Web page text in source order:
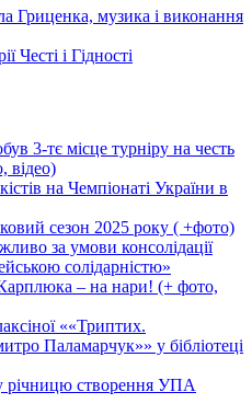
Гриценка, музика і виконання
Честі і Гідності
3-тє місце турніру на честь
відео)
на Чемпіонаті України в
сезон 2025 року ( +фото)
за умови консолідації
солідарністю»
– на нари! (+ фото,
««Триптих.
Паламарчук»» у бібліотеці
річницю створення УПА